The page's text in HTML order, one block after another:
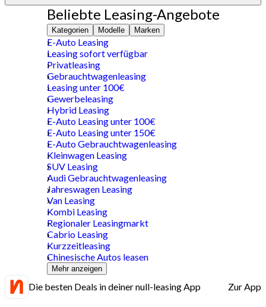
Beliebte Leasing-Angebote
Kategorien Modelle Marken
E-Auto Leasing
Leasing sofort verfügbar
Privatleasing
Gebrauchtwagenleasing
Leasing unter 100€
Gewerbeleasing
Hybrid Leasing
E-Auto Leasing unter 100€
E-Auto Leasing unter 150€
E-Auto Gebrauchtwagenleasing
Kleinwagen Leasing
SUV Leasing
Audi Gebrauchtwagenleasing
Jahreswagen Leasing
Van Leasing
Kombi Leasing
Regionaler Leasingmarkt
Cabrio Leasing
Kurzzeitleasing
Chinesische Autos leasen
Mehr anzeigen
Die besten Deals in deiner null-leasing App Zur App